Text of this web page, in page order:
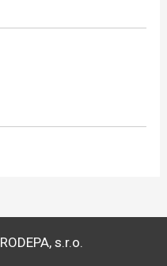
RODEPA, s.r.o.